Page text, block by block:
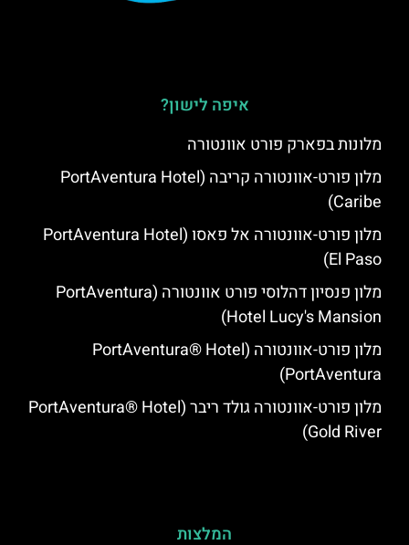
איפה לישון?
מלונות בפארק פורט אוונטורה
מלון פורט-אוונטורה קריבה (PortAventura Hotel
Caribe)
מלון פורט-אוונטורה אל פאסו (PortAventura Hotel
El Paso)
מלון פנסיון דהלוסי פורט אוונטורה (PortAventura
Hotel Lucy's Mansion‬)
מלון פורט-אוונטורה (PortAventura® Hotel
PortAventura)
מלון פורט-אוונטורה גולד ריבר (PortAventura® Hotel
Gold River)
המלצות